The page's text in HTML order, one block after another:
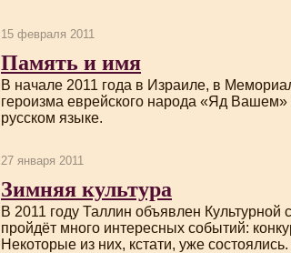
15 февраля 2011
Память и имя
В начале 2011 года в Израиле, в
героизма еврейского народа «Яд Вашем»
русском языке.
27 января 2011
Зимняя культура
В 2011 году Таллин объявлен Культурной
пройдёт много интересных событий:
Некоторые из них, кстати, уже